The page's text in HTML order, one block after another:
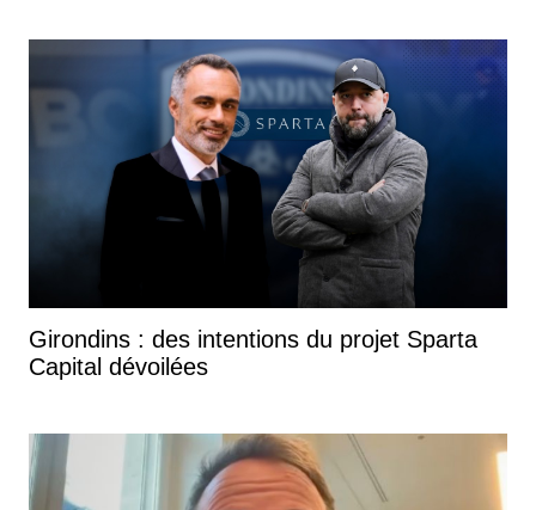
Girondins : des intentions du projet Sparta
Capital dévoilées